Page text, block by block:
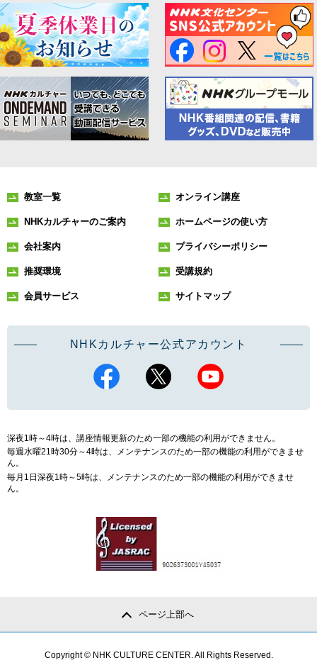
教室一覧 オンライン講座
NHKカルチャーのご案内 ホームページの使い方
会社案内 プライバシーポリシー
推奨環境 受講規約
会員サービス サイトマップ
NHKカルチャー公式アカウント
深夜1時～4時は、講座情報更新のため一部の機能の利用ができません。
毎週水曜21時30分～4時は、メンテナンスのため一部の機能の利用ができませ
ん。
毎月1日深夜1時～5時は、メンテナンスのため一部の機能の利用ができませ
ん。
ページ上部へ
Copyright © NHK CULTURE CENTER. All Rights Reserved.